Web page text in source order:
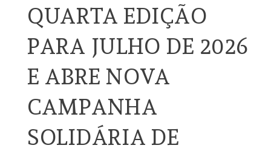
QUARTA EDIÇÃO
PARA JULHO DE 2026
E ABRE NOVA
CAMPANHA
SOLIDÁRIA DE